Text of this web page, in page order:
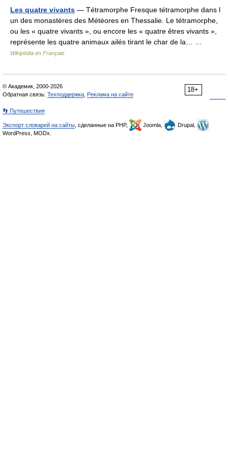
Les quatre vivants — Tétramorphe Fresque tétramorphe dans l
un des monastères des Météores en Thessalie. Le tétramorphe,
ou les « quatre vivants », ou encore les « quatre êtres vivants »,
représente les quatre animaux ailés tirant le char de la… …
Wikipédia en Français
18+
© Академик, 2000-2026
Обратная связь: Техподдержка Реклама на сайте
👣 Путешествия
Экспорт словарей на сайты , сделанные на PHP, Joomla,
Drupal,
WordPress, MODx.